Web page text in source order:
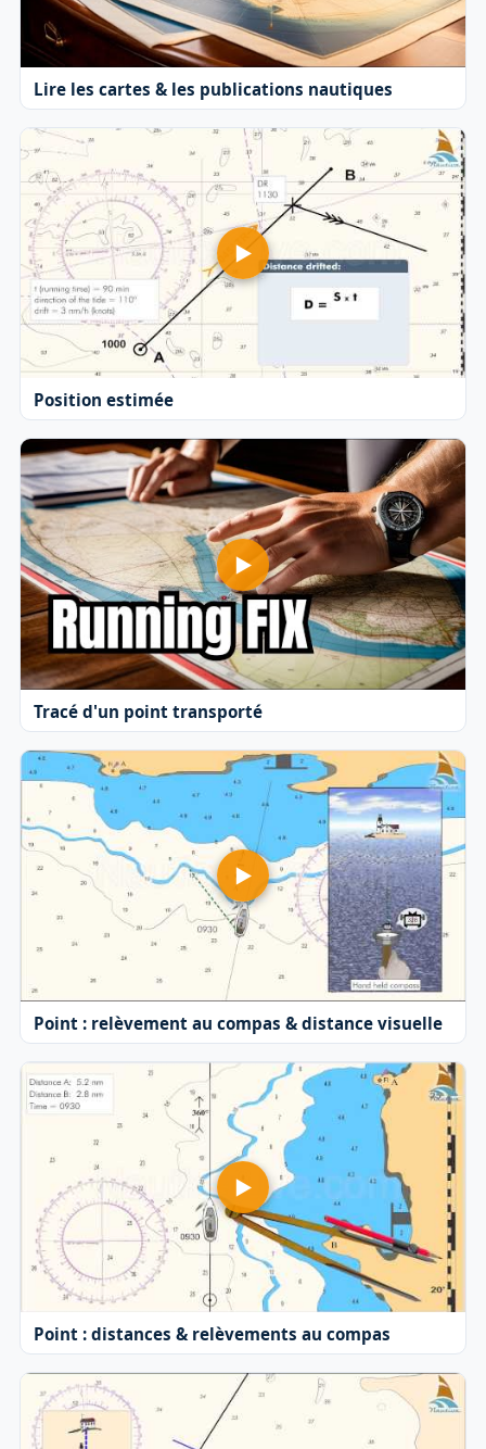
Lire les cartes & les publications nautiques
Position estimée
Tracé d'un point transporté
Point : relèvement au compas & distance visuelle
Point : distances & relèvements au compas